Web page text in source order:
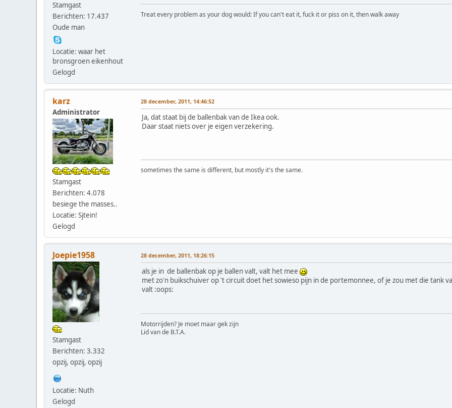
Stamgast
Berichten: 17.437
Oude man
Locatie: waar het
bronsgroen eikenhout
Gelogd
Treat every problem as your dog would: If you can't eat it, fuck it or piss on it, then walk away
karz
Administrator
Stamgast
Berichten: 4.078
besiege the masses..
Locatie: Sjtein!
Gelogd
28 december, 2011, 14:46:52
Ja, dat staat bij de ballenbak van de Ikea ook.
Daar staat niets over je eigen verzekering.
sometimes the same is different, but mostly it's the same.
Joepie1958
Stamgast
Berichten: 3.332
opzij, opzij, opzij
Locatie: Nuth
Gelogd
28 december, 2011, 18:26:15
als je in de ballenbak op je ballen valt, valt het mee
met zo'n buikschuiver op 't circuit doet het sowieso pijn in de portemonnee, of je zou met die tank
valt :oops:
Motorrijden? Je moet maar gek zijn
Lid van de B.T.A.